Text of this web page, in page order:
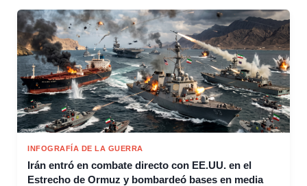
INFOGRAFÍA DE LA GUERRA
Irán entró en combate directo con EE.UU. en el
Estrecho de Ormuz y bombardeó bases en media